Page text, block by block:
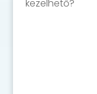
kezelhető?